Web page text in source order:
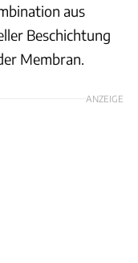
aus
Beschichtung
Membran.
ANZEIGE